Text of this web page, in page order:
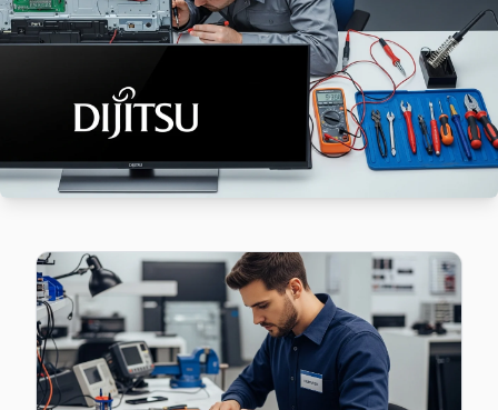
Kumyol Dijitsu Servis
Kumyol mahallesi Dijitsu TV servisinde şeffaf çalışıyoruz:
Tabakhane Dijitsu Servis
Tabakhane bölgesindeki Dijitsu kullanıcıları için haftanın
Hayrabolu TV Servis Merkezi →
Dijitsu TV'nizin Terziali adresine gelen ekibimiz osiloskop
Hayrabolu Dijitsu Servis →
Yeni Dijitsu Servis
Yeni bölgesindeki Dijitsu kullanıcıları için haftanın 7